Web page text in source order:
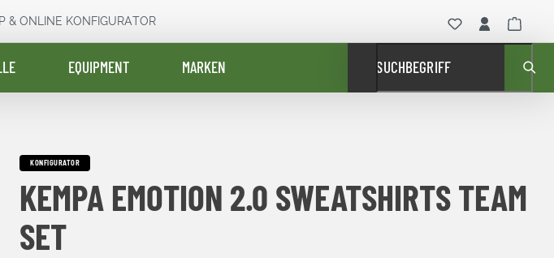
& ONLINE KONFIGURATOR
EQUIPMENT MARKEN SUCHBEGRIFF
KONFIGURATOR
KEMPA EMOTION 2.0 SWEATSHIRTS TEAM
SET